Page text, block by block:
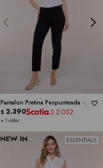
Pantalon Pretina Pespunteada -
ZAC & RACHEL
+ 1 color
$ 2.390 $ 2.032